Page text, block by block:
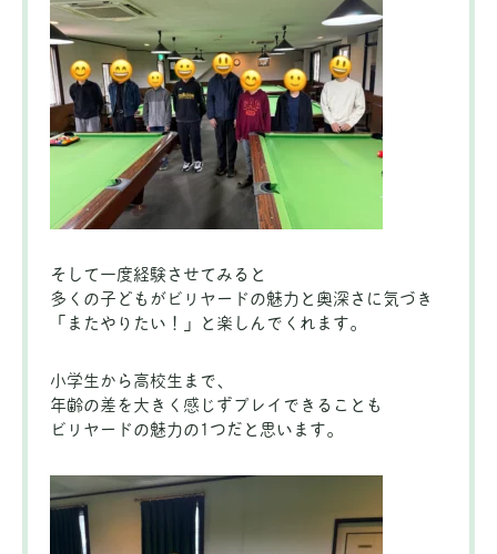
そして一度経験させてみると
多くの子どもがビリヤードの魅力と奥深さに気づき
「またやりたい！」と楽しんでくれます。
小学生から高校生まで、
年齢の差を大きく感じずプレイできることも
ビリヤードの魅力の1つだと思います。